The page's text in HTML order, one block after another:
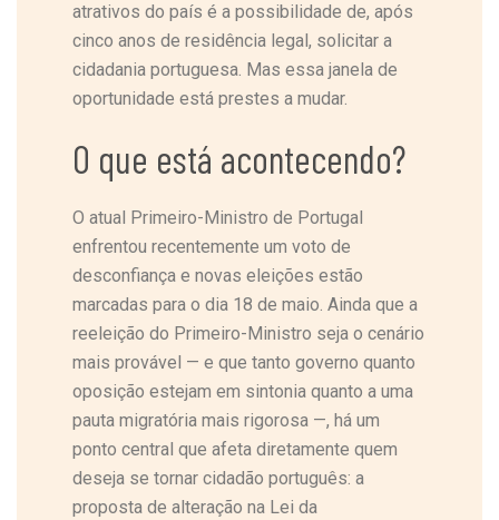
atrativos do país é a possibilidade de, após
cinco anos de residência legal, solicitar a
cidadania portuguesa. Mas essa janela de
oportunidade está prestes a mudar.
O que está acontecendo?
O atual Primeiro-Ministro de Portugal
enfrentou recentemente um voto de
desconfiança e novas eleições estão
marcadas para o dia 18 de maio. Ainda que a
reeleição do Primeiro-Ministro seja o cenário
mais provável — e que tanto governo quanto
oposição estejam em sintonia quanto a uma
pauta migratória mais rigorosa —, há um
ponto central que afeta diretamente quem
deseja se tornar cidadão português: a
proposta de alteração na Lei da